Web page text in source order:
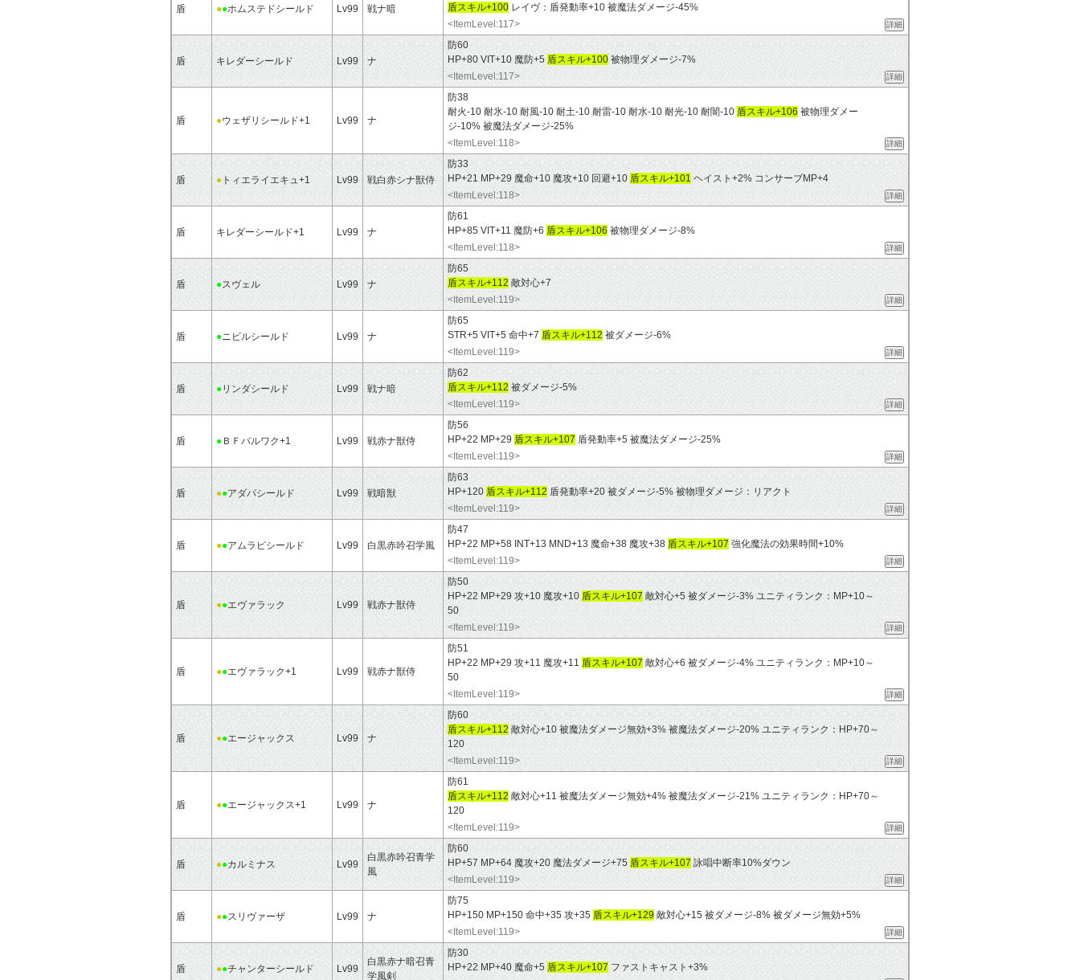
盾 ●●ホムステドシールド Lv99 戦ナ暗
盾スキル+100 レイヴ：盾発動率+10 被魔法ダメージ-45%
<ItemLevel:117>
詳細
盾 キレダーシールド Lv99 ナ
防60
HP+80 VIT+10 魔防+5 盾スキル+100 被物理ダメージ-7%
<ItemLevel:117>
詳細
盾 ●ウェザリシールド+1 Lv99 ナ
防38
耐火-10 耐氷-10 耐風-10 耐土-10 耐雷-10 耐水-10 耐光-10 耐闇-10 盾スキル+106 被物理ダメー
ジ-10% 被魔法ダメージ-25%
<ItemLevel:118>
詳細
盾 ● トィエライエキュ+1 Lv99 戦白赤シナ獣侍
防33
HP+21 MP+29 魔命+10 魔攻+10 回避+10 盾スキル+101 ヘイスト+2% コンサーブMP+4
<ItemLevel:118>
詳細
盾 キレダーシールド+1 Lv99 ナ
防61
HP+85 VIT+11 魔防+6 盾スキル+106 被物理ダメージ-8%
<ItemLevel:118>
詳細
盾 ●スヴェル Lv99 ナ
防65
盾スキル+112 敵対心+7
<ItemLevel:119>
詳細
盾 ●ニビルシールド Lv99 ナ
防65
STR+5 VIT+5 命中+7 盾スキル+112 被ダメージ-6%
<ItemLevel:119>
詳細
盾 ●リンダシールド Lv99 戦ナ暗
防62
盾スキル+112 被ダメージ-5%
<ItemLevel:119>
詳細
盾 ● ＢＦバルワク+1 Lv99 戦赤ナ獣侍
防56
HP+22 MP+29 盾スキル+107 盾発動率+5 被魔法ダメージ-25%
<ItemLevel:119>
詳細
盾 ●●アダパシールド Lv99 戦暗獣
防63
HP+120 盾スキル+112 盾発動率+20 被ダメージ-5% 被物理ダメージ：リアクト
<ItemLevel:119>
詳細
盾 ●●アムラピシールド Lv99 白黒赤吟召学風
防47
HP+22 MP+58 INT+13 MND+13 魔命+38 魔攻+38 盾スキル+107 強化魔法の効果時間+10%
<ItemLevel:119>
詳細
盾 ●●エヴァラック Lv99 戦赤ナ獣侍
防50
HP+22 MP+29 攻+10 魔攻+10 盾スキル+107 敵対心+5 被ダメージ-3% ユニティランク：MP+10～
50
<ItemLevel:119>
詳細
盾 ●●エヴァラック+1 Lv99 戦赤ナ獣侍
防51
HP+22 MP+29 攻+11 魔攻+11 盾スキル+107 敵対心+6 被ダメージ-4% ユニティランク：MP+10～
50
<ItemLevel:119>
詳細
盾 ●●エージャックス Lv99 ナ
防60
盾スキル+112 敵対心+10 被魔法ダメージ無効+3% 被魔法ダメージ-20% ユニティランク：HP+70～
120
<ItemLevel:119>
詳細
盾 ●●エージャックス+1 Lv99 ナ
防61
盾スキル+112 敵対心+11 被魔法ダメージ無効+4% 被魔法ダメージ-21% ユニティランク：HP+70～
120
<ItemLevel:119>
詳細
盾 ●●カルミナス Lv99
白黒赤吟召青学
風
防60
HP+57 MP+64 魔攻+20 魔法ダメージ+75 盾スキル+107 詠唱中断率10%ダウン
<ItemLevel:119>
詳細
盾 ●●スリヴァーザ Lv99 ナ
防75
HP+150 MP+150 命中+35 攻+35 盾スキル+129 敵対心+15 被ダメージ-8% 被ダメージ無効+5%
<ItemLevel:119>
詳細
盾 ●●チャンターシールド Lv99
白黒赤ナ暗召青
学風剣
防30
HP+22 MP+40 魔命+5 盾スキル+107 ファストキャスト+3%